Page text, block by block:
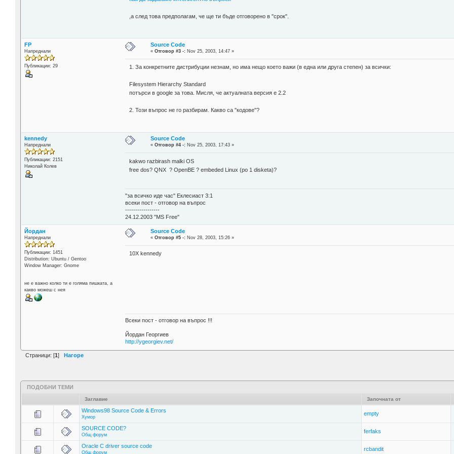
,а след това предполагам, че ще ти бъде отговорено в "срок".
FP
Напреднали
Публикации: 29
Source Code
«Отговор #3 -: Nov 25, 2003, 14:47 »
1. За конкретните дистрибуции незнам, но има нещо което важи (в една или друга степен) за всички:
Filesystem Hierarchy Standard
потърси в google за това. Мисля, че актуалната версия е 2.2
2. Този въпрос не го разбирам. Какво са "кодове"?
kennedy
Напреднали
Публикации: 2151
Николай Колев
Source Code
«Отговор #4 -: Nov 25, 2003, 17:43 »
kakwo razbirash malki OS
free dos? QNX ? OpenBE ? embeded Linux (po 1 disketa)?
"за всичко иде час" Еклесиаст 3:1
всеки пост - отговор на въпрос
-----------------
24.12.2003 "MS Free"
Йордан
Напреднали
Публикации: 1451
Distribution: Ubuntu / Gentoo
Window Manager: Gnome
не е важно колко ти е голяма пишката, а
какво можеш с нея
Source Code
«Отговор #5 -: Nov 28, 2003, 15:26 »
10X kennedy
Всеки пост - отговор на въпрос !!!
Йордан Георгиев
http://ygeorgiev.net/
Страници: [1] Нагоре
ПОДОБНИ ТЕМИ
Заглавие Започната от
Windows98 Source Code & Errors
Хумор
empty
SOURCE CODE?
Общ форум
ferfaks
Oracle C driver source code
Общ форум
rcbandit